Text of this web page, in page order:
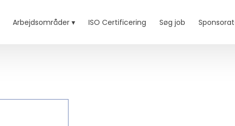
Arbejdsområder ▾ ISO Certificering Søg job